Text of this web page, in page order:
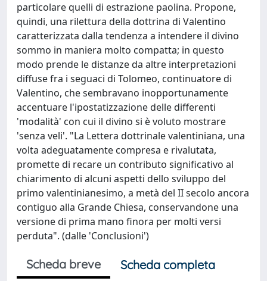
particolare quelli di estrazione paolina. Propone,
quindi, una rilettura della dottrina di Valentino
caratterizzata dalla tendenza a intendere il divino
sommo in maniera molto compatta; in questo
modo prende le distanze da altre interpretazioni
diffuse fra i seguaci di Tolomeo, continuatore di
Valentino, che sembravano inopportunamente
accentuare l'ipostatizzazione delle differenti
'modalità' con cui il divino si è voluto mostrare
'senza veli'. "La Lettera dottrinale valentiniana, una
volta adeguatamente compresa e rivalutata,
promette di recare un contributo significativo al
chiarimento di alcuni aspetti dello sviluppo del
primo valentinianesimo, a metà del II secolo ancora
contiguo alla Grande Chiesa, conservandone una
versione di prima mano finora per molti versi
perduta". (dalle 'Conclusioni')
Scheda breve
Scheda completa